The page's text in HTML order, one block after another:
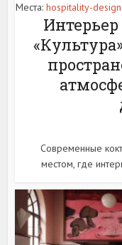
Места: hospitality-design
Современные
местом, где